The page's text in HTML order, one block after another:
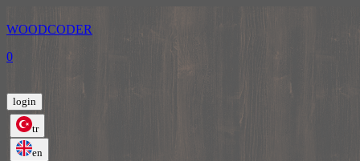
WOODCODER
0
login
tr
en